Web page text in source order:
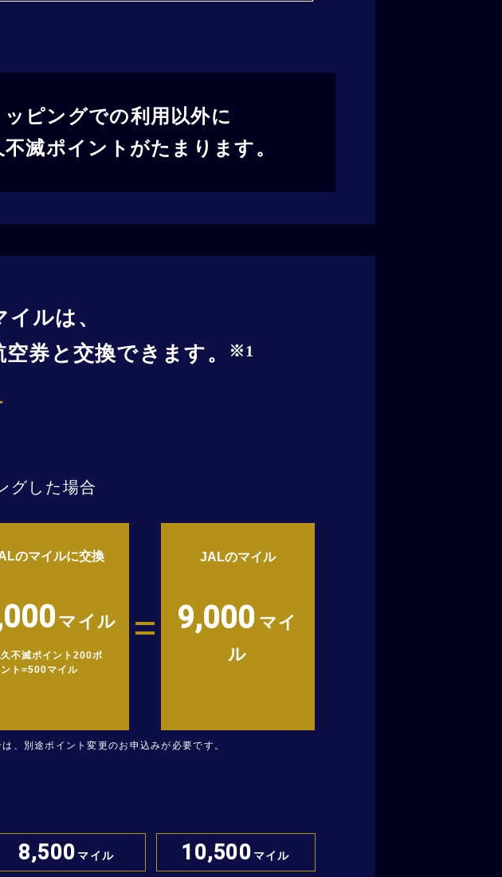
ッピングでの利用以外に
不滅ポイントがたまります。
ルは、
券と交換できます。
※1
グした場合
のマイルに交換
マイル
不滅ポイント200ポ
ント=500マイル
JALのマイル
9,000 マイ
ル
、別途ポイント変更のお申込みが必要です。
8,500 マイル 10,500 マイル